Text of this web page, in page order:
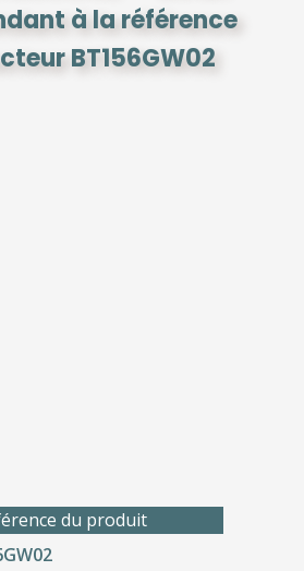
à la référence
BT156GW02
du produit